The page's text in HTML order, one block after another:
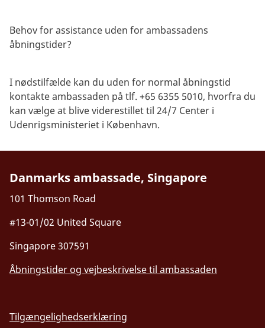
Behov for assistance uden for ambassadens
åbningstider?
I nødstilfælde kan du uden for normal åbningstid
kontakte ambassaden på tlf. +65 6355 5010, hvorfra du
kan vælge at blive viderestillet til 24/7 Center i
Udenrigsministeriet i København.
Danmarks ambassade, Singapore
101 Thomson Road
#13-01/02 United Square
Singapore 307591
Åbningstider og vejbeskrivelse til ambassaden
Tilgængelighedserklæring